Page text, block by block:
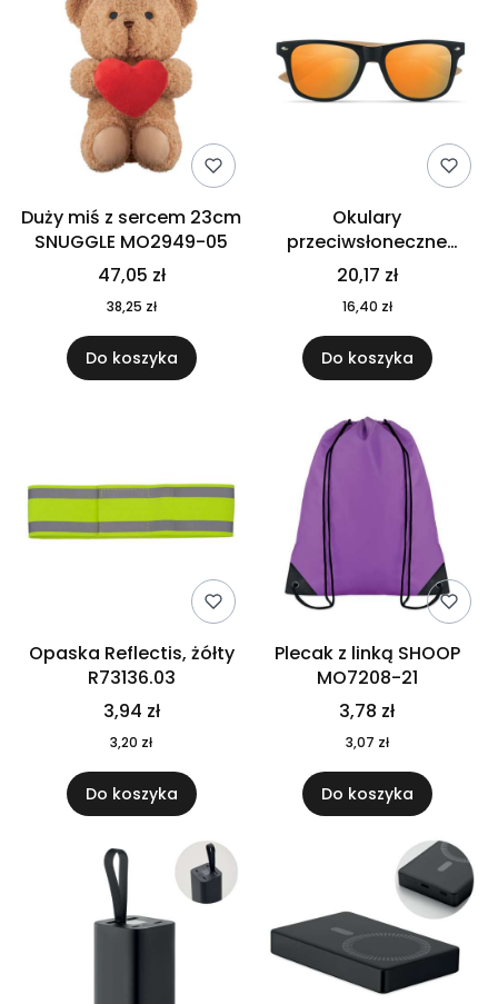
Duży miś z sercem 23cm
SNUGGLE MO2949-05
47,05 zł
38,25 zł
Do koszyka
Okulary
przeciwsłoneczne
CALIFORNIA TOUCH
MO9617-10
20,17 zł
16,40 zł
Do koszyka
Opaska Reflectis, żółty
R73136.03
3,94 zł
3,20 zł
Do koszyka
Plecak z linką SHOOP
MO7208-21
3,78 zł
3,07 zł
Do koszyka